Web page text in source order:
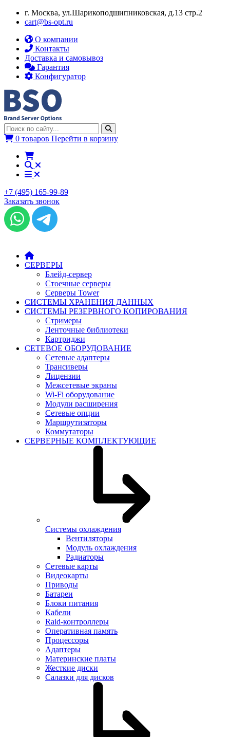
г. Москва, ул.​​Шарикоподшипниковская, д.13 стр.2
cart@bs-opt.ru
О компании
Контакты
Доставка и самовывоз
Гарантия
Конфигуратор
0 товаров Перейти в корзину
+7 (495) 165-99-89
Заказать звонок
СЕРВЕРЫ
Блейд-сервер
Стоечные серверы
Серверы Tower
СИСТЕМЫ ХРАНЕНИЯ ДАННЫХ
СИСТЕМЫ РЕЗЕРВНОГО КОПИРОВАНИЯ
Стримеры
Ленточные библиотеки
Картриджи
СЕТЕВОЕ ОБОРУДОВАНИЕ
Сетевые адаптеры
Трансиверы
Лицензии
Межсетевые экраны
Wi-Fi оборудование
Модули расширения
Сетевые опции
Маршрутизаторы
Коммутаторы
СЕРВЕРНЫЕ КОМПЛЕКТУЮЩИЕ
Системы охлаждения
Вентиляторы
Модуль охлаждения
Радиаторы
Сетевые карты
Видеокарты
Приводы
Батареи
Блоки питания
Кабели
Raid-контроллеры
Оперативная память
Процессоры
Адаптеры
Материнские платы
Жесткие диски
Салазки для дисков